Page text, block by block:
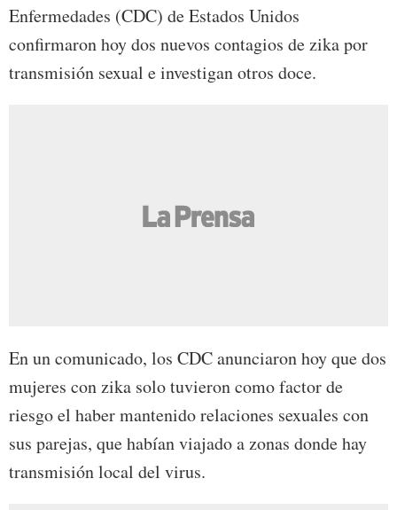
Enfermedades (CDC) de Estados Unidos
confirmaron hoy dos nuevos contagios de zika por
transmisión sexual e investigan otros doce.
En un comunicado, los CDC anunciaron hoy que dos
mujeres con zika solo tuvieron como factor de
riesgo el haber mantenido relaciones sexuales con
sus parejas, que habían viajado a zonas donde hay
transmisión local del virus.